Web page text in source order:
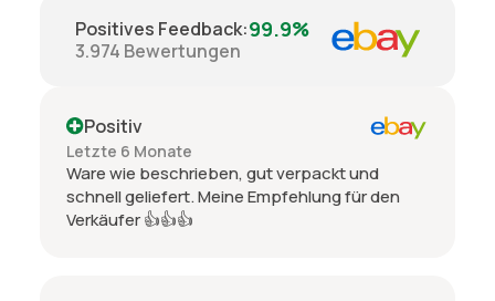
Positives Feedback:99.9%
3.974 Bewertungen
Positiv
Letzte 6 Monate
Ware wie beschrieben, gut verpackt und
schnell geliefert. Meine Empfehlung für den
Verkäufer 👍👍👍